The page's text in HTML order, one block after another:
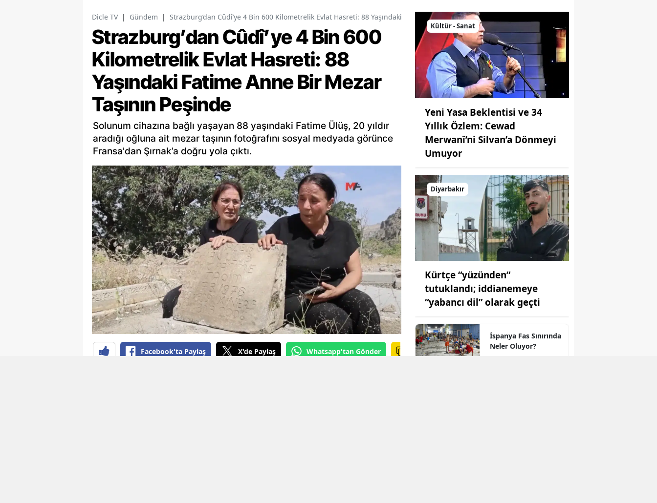
Dicle TV | Gündem | Strazburg’dan Cûdî’ye 4 Bin 600 Kilometrelik Evlat Hasreti: 88 Yaşındaki Fatime Anne Bir Mezar Taşının Peşinde
Strazburg’dan Cûdî’ye 4 Bin 600
Kilometrelik Evlat Hasreti: 88
Yaşındaki Fatime Anne Bir Mezar
Taşının Peşinde
Solunum cihazına bağlı yaşayan 88 yaşındaki Fatime Ülüş, 20 yıldır
aradığı oğluna ait mezar taşının fotoğrafını sosyal medyada görünce
Fransa'dan Şırnak’a doğru yola çıktı.
Facebook'ta Paylaş X'de Paylaş Whatsapp'tan Gönder
Kültür - Sanat
Yeni Yasa Beklentisi ve 34
Yıllık Özlem: Cewad
Merwanî’ni Silvan’a Dönmeyi
Umuyor
Diyarbakır
Kürtçe “yüzünden”
tutuklandı; iddianemeye
“yabancı dil” olarak geçti
İspanya Fas Sınırında
Neler Oluyor?